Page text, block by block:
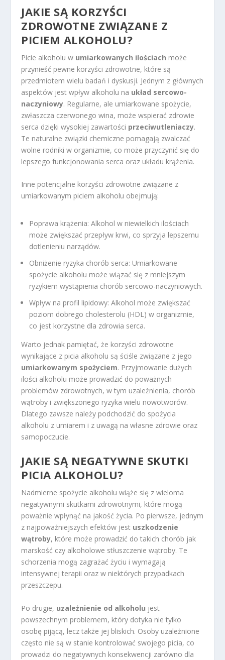
JAKIE SĄ KORZYŚCI
ZDROWOTNE ZWIĄZANE Z
PICIEM ALKOHOLU?
Picie alkoholu w umiarkowanych ilościach może
przynieść pewne korzyści zdrowotne, które są
przedmiotem wielu badań i dyskusji. Jednym z głównych
aspektów jest wpływ alkoholu na układ sercowo-
naczyniowy. Regularne, ale umiarkowane spożycie,
zwłaszcza czerwonego wina, może wspierać zdrowie
serca dzięki wysokiej zawartości przeciwutleniaczy.
Te naturalne związki chemiczne pomagają zwalczać
wolne rodniki w organizmie, co może przyczynić się do
lepszego funkcjonowania serca oraz układu krążenia.
Inne potencjalne korzyści zdrowotne związane z
umiarkowanym piciem alkoholu obejmują:
Poprawa krążenia: Alkohol w niewielkich ilościach
może zwiększać przepływ krwi, co sprzyja lepszemu
dotlenieniu narządów.
Obniżenie ryzyka chorób serca: Umiarkowane
spożycie alkoholu może wiązać się z mniejszym
ryzykiem wystąpienia chorób sercowo-naczyniowych.
Wpływ na profil lipidowy: Alkohol może zwiększać
poziom dobrego cholesterolu (HDL) w organizmie,
co jest korzystne dla zdrowia serca.
Warto jednak pamiętać, że korzyści zdrowotne
wynikające z picia alkoholu są ściśle związane z jego
umiarkowanym spożyciem. Przyjmowanie dużych
ilości alkoholu może prowadzić do poważnych
problemów zdrowotnych, w tym uzależnienia, chorób
wątroby i zwiększonego ryzyka wielu nowotworów.
Dlatego zawsze należy podchodzić do spożycia
alkoholu z umiarem i z uwagą na własne zdrowie oraz
samopoczucie.
JAKIE SĄ NEGATYWNE SKUTKI
PICIA ALKOHOLU?
Nadmierne spożycie alkoholu wiąże się z wieloma
negatywnymi skutkami zdrowotnymi, które mogą
poważnie wpłynąć na jakość życia. Po pierwsze, jednym
z najpoważniejszych efektów jest uszkodzenie
wątroby, które może prowadzić do takich chorób jak
marskość czy alkoholowe stłuszczenie wątroby. Te
schorzenia mogą zagrażać życiu i wymagają
intensywnej terapii oraz w niektórych przypadkach
przeszczepu.
Po drugie, uzależnienie od alkoholu jest
powszechnym problemem, który dotyka nie tylko
osobę pijącą, lecz także jej bliskich. Osoby uzależnione
często nie są w stanie kontrolować swojego picia, co
prowadzi do negatywnych konsekwencji zarówno dla